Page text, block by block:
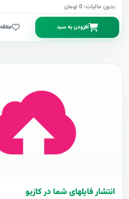
بدون مالیات: 0 تومان
افزودن به سبد
انتشار فایلهای شما در کازیو